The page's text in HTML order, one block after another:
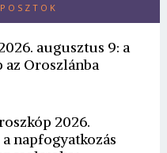
augusztus 9: a
Oroszlánba
2026.
napfogyatkozás